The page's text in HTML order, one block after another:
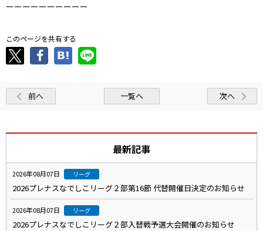
ーーーーーーーーーー
このページを共有する
前へ 一覧へ 次へ
最新記事
2026年08月07日 リーグ
2026プレナスなでしこリーグ２部第16節 代替開催日決定のお知らせ
2026年08月07日 リーグ
2026プレナスなでしこリーグ２部入替戦予選大会開催のお知らせ